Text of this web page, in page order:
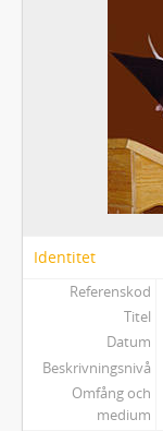
Identitet
Referenskod
Titel
Datum
Beskrivningsnivå
Omfång och
medium